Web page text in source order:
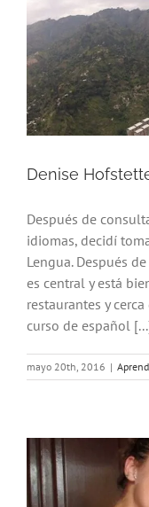
Denise
Después de
idiomas, decidí
Lengua. Después
es central y está
restaurantes y
curso de español
mayo 20th, 2016 |